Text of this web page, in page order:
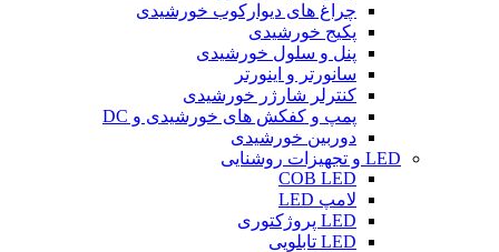
چراغ های دیوارکوب خورشیدی
پکیج خورشیدی
پنل و سلول خورشیدی
سانورتر و اینورتر
کنترلر شارژر خورشیدی
پمپ و کفکش های خورشیدی و DC
دوربین خورشیدی
LED و تجهیزات روشنایی
COB LED
لامپ LED
LED پروژکتوری
LED تابلویی